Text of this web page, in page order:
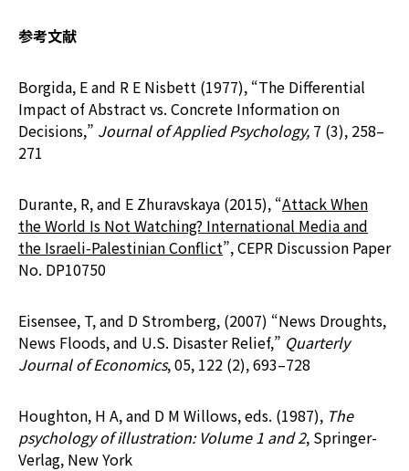
参考文献
Borgida, E and R E Nisbett (1977), “The Differential
Impact of Abstract vs. Concrete Information on
Decisions,” Journal of Applied Psychology, 7 (3), 258–
271
Durante, R, and E Zhuravskaya (2015), “Attack When
the World Is Not Watching? International Media and
the Israeli-Palestinian Conflict”, CEPR Discussion Paper
No. DP10750
Eisensee, T, and D Stromberg, (2007) “News Droughts,
News Floods, and U.S. Disaster Relief,” Quarterly
Journal of Economics, 05, 122 (2), 693–728
Houghton, H A, and D M Willows, eds. (1987), The
psychology of illustration: Volume 1 and 2, Springer-
Verlag, New York